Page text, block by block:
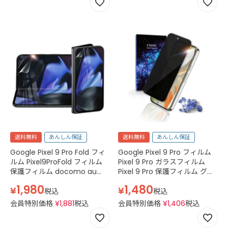
送料無料 あんしん保証
Google Pixel 9 Pro Fold フィ
ルム Pixel9ProFold フィルム
保護フィルム docomo au
ピクセル9プロ フォールド フ
ィルム フィルム TPU ウレタン
クリア
¥1,980税込
会員特別価格 ¥1,881税込
送料無料 あんしん保証
Google Pixel 9 Pro フィルム
Pixel 9 Pro ガラスフィルム
Pixel 9 Pro 保護フィルム グー
Pro docomo au softbank
simフリー 2.5D スマホフィル
ム 強化ガラス 黒 ブラック
¥1,480税込
会員特別価格 ¥1,406税込